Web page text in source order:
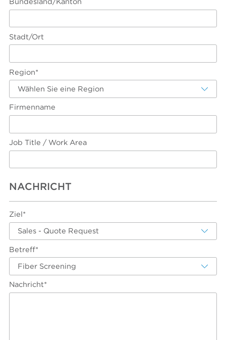
Bundesland/Kanton
Stadt/Ort
Region*
Wählen Sie eine Region
Firmenname
Job Title / Work Area
NACHRICHT
Ziel*
Sales - Quote Request
Betreff*
Fiber Screening
Nachricht*